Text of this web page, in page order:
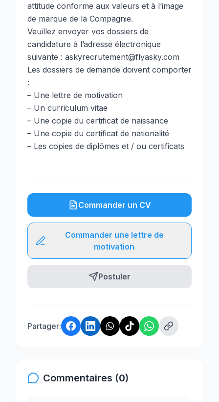
attitude conforme aux valeurs et à l’image
de marque de la Compagnie.
Veuillez envoyer vos dossiers de
candidature à l’adresse électronique
suivante : askyrecrutement@flyasky.com
Les dossiers de demande doivent comporter
:
– Une lettre de motivation
– Un curriculum vitae
– Une copie du certificat de naissance
– Une copie du certificat de nationalité
– Les copies de diplômes et / ou certificats
Commander un CV
Commander une lettre de
motivation
Postuler
Partager:
Commentaires (0)